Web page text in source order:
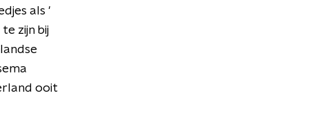
als '
zijn bij
ooit